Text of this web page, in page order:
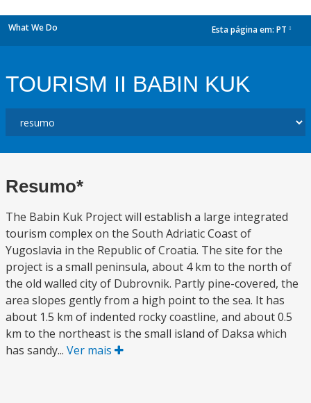
What We Do Esta página em: PT
TOURISM II BABIN KUK
Resumo*
The Babin Kuk Project will establish a large integrated
tourism complex on the South Adriatic Coast of
Yugoslavia in the Republic of Croatia. The site for the
project is a small peninsula, about 4 km to the north of
the old walled city of Dubrovnik. Partly pine-covered, the
area slopes gently from a high point to the sea. It has
about 1.5 km of indented rocky coastline, and about 0.5
km to the northeast is the small island of Daksa which
has sandy... Ver mais